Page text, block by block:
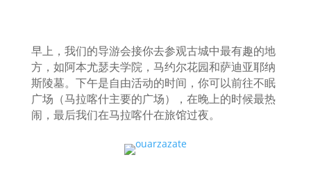
早上，我们的导游会接你去参观古城中最有趣的地
方，如阿本尤瑟夫学院，马约尔花园和萨迪亚耶纳
斯陵墓。下午是自由活动的时间，你可以前往不眠
广场（马拉喀什主要的广场），在晚上的时候最热
闹，最后我们在马拉喀什在旅馆过夜。